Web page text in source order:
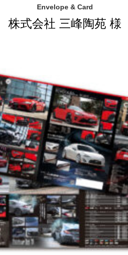
Envelope & Card
株式会社 三峰陶苑 様